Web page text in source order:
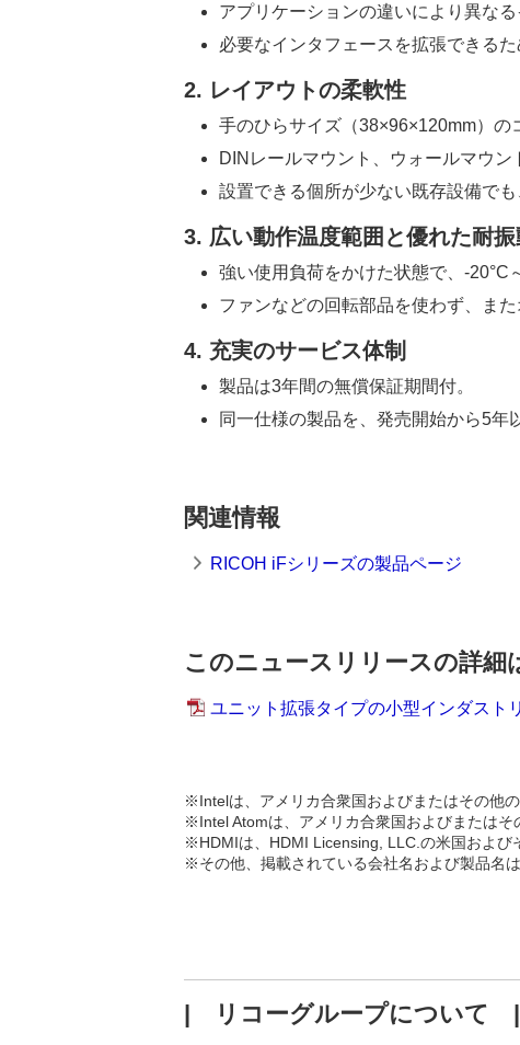
アプリケーションの違いにより異な
必要なインタフェースを拡張できる
2. レイアウトの柔軟性
手のひらサイズ（38×96×120mm）の
DINレールマウント、ウォールマウ
設置できる個所が少ない既存設備で
3. 広い動作温度範囲と優れた耐
強い使用負荷をかけた状態で、-20°C
ファンなどの回転部品を使わず、ま
4. 充実のサービス体制
製品は3年間の無償保証期間付。
同一仕様の製品を、発売開始から5年
関連情報
RICOH iFシリーズの製品ページ
このニュースリリースの詳細
ユニット拡張タイプの小型インダスト
※Intelは、アメリカ合衆国およびまたはその他
※Intel Atomは、アメリカ合衆国およびまたは
※HDMIは、HDMI Licensing, LLC.の米国および
※その他、掲載されている会社名および製品名
| リコーグループについて |